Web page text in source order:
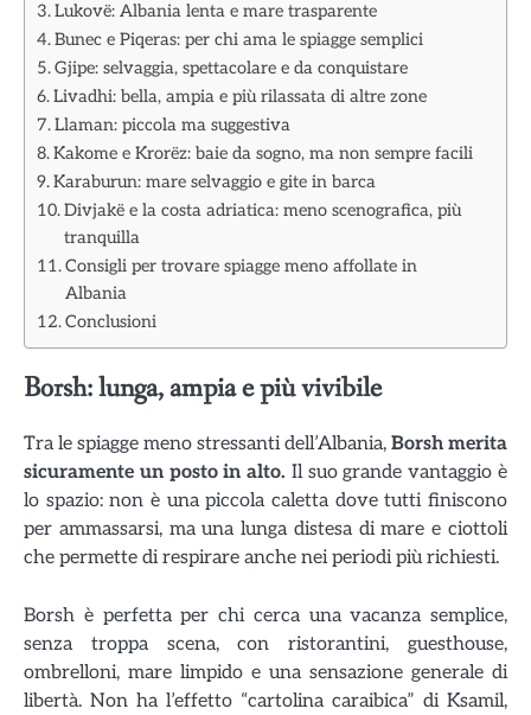
Lukovë: Albania lenta e mare trasparente
Bunec e Piqeras: per chi ama le spiagge semplici
Gjipe: selvaggia, spettacolare e da conquistare
Livadhi: bella, ampia e più rilassata di altre zone
Llaman: piccola ma suggestiva
Kakome e Krorëz: baie da sogno, ma non sempre facili
Karaburun: mare selvaggio e gite in barca
Divjakë e la costa adriatica: meno scenografica, più
tranquilla
Consigli per trovare spiagge meno affollate in
Albania
Conclusioni
Borsh: lunga, ampia e più vivibile
Tra le spiagge meno stressanti dell’Albania, Borsh merita
sicuramente un posto in alto. Il suo grande vantaggio è
lo spazio: non è una piccola caletta dove tutti finiscono
per ammassarsi, ma una lunga distesa di mare e ciottoli
che permette di respirare anche nei periodi più richiesti.
Borsh è perfetta per chi cerca una vacanza semplice,
senza troppa scena, con ristorantini, guesthouse,
ombrelloni, mare limpido e una sensazione generale di
libertà. Non ha l’effetto “cartolina caraibica” di Ksamil,